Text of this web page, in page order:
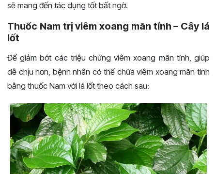
sẽ mang đến tác dụng tốt bất ngờ.
Thuốc Nam trị viêm xoang mãn tính – Cây lá
lốt
Để giảm bớt các triệu chứng viêm xoang mãn tính, giúp
dễ chịu hơn, bệnh nhân có thể chữa viêm xoang mãn tính
bằng thuốc Nam với lá lốt theo cách sau: